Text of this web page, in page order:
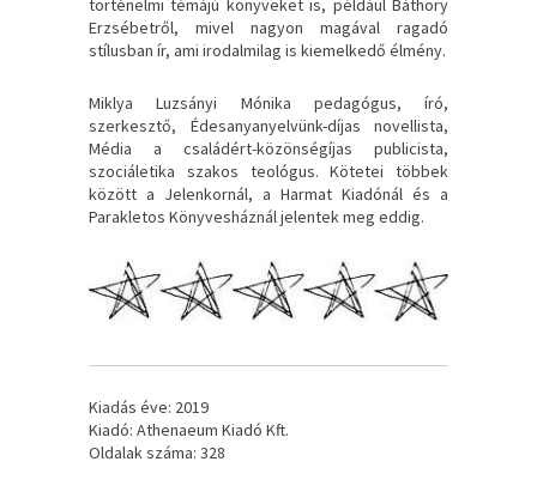
történelmi témájú könyveket is, például Báthory
Erzsébetről, mivel nagyon magával ragadó
stílusban ír, ami irodalmilag is kiemelkedő élmény.
Miklya Luzsányi Mónika pedagógus, író,
szerkesztő, Édesanyanyelvünk-díjas novellista,
Média a családért-közönségíjas publicista,
szociáletika szakos teológus. Kötetei többek
között a Jelenkornál, a Harmat Kiadónál és a
Parakletos Könyvesháznál jelentek meg eddig.
Kiadás éve: 2019
Kiadó: Athenaeum Kiadó Kft.
Oldalak száma: 328